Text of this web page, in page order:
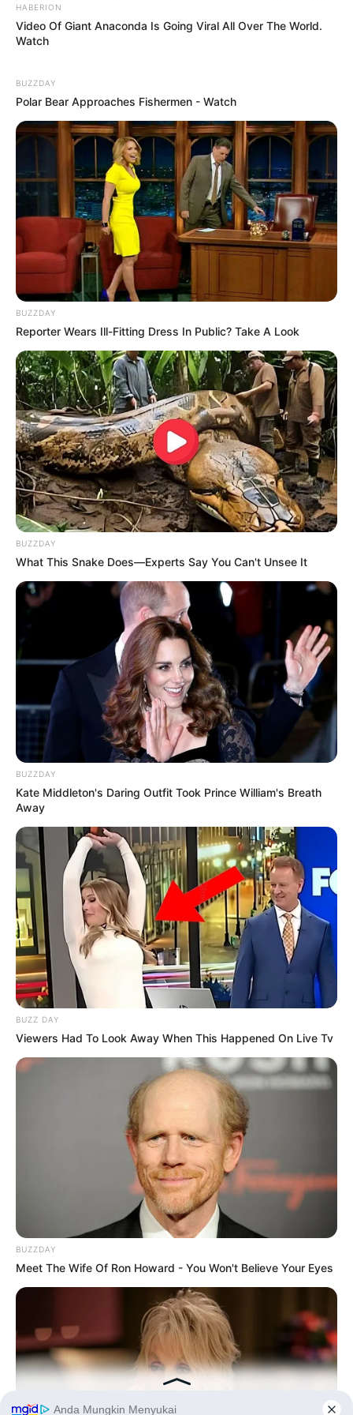
Pakai Bahasa Jawa Ini Bikin
Galau Abis
Fail! 10 Potret Makanan Gagal
Dimasak yang Bikin Kamu
Nggak Selera
10 Pose Manekin Anti
Mainstream yang Konyol
Banget
8 Kata Lucu Seputar Malam
Minggu ala Jomblo yang Bikin
Ngenes
10 Desain Kanopi Tempat
Tidur, Serasa Beristirahat di
Kamar Raja
Tampil Lebih Modern, 7 Potret
Hasil Renovasi Rumah Berusia
90 Tahun
HABERION
Video Of Giant Anaconda Is Going Viral All Over The World.
Watch
BUZZDAY
Polar Bear Approaches Fishermen - Watch
BUZZDAY
Reporter Wears Ill-Fitting Dress In Public? Take A Look
BUZZDAY
What This Snake Does—Experts Say You Can't Unsee It
BUZZDAY
Kate Middleton's Daring Outfit Took Prince William's Breath
Away
BUZZ DAY
Viewers Had To Look Away When This Happened On Live Tv
BUZZDAY
Meet The Wife Of Ron Howard - You Won't Believe Your Eyes